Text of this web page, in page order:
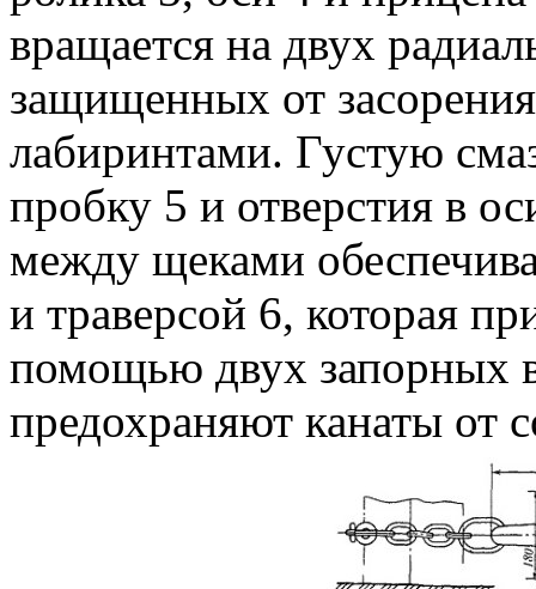
вращается на двух
защищенных от
лабиринтами. Густую
пробку 5 и отверстия в
между щеками
и траверсой 6, которая
помощью двух запорных
предохраняют канаты от